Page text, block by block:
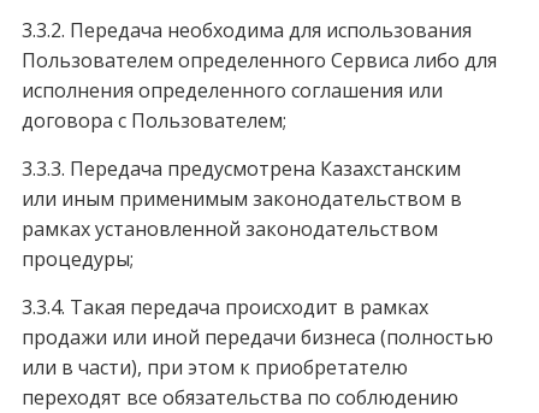
3.3.2. Передача необходима для использования
Пользователем определенного Сервиса либо для
исполнения определенного соглашения или
договора с Пользователем;
3.3.3. Передача предусмотрена Казахстанским
или иным применимым законодательством в
рамках установленной законодательством
процедуры;
3.3.4. Такая передача происходит в рамках
продажи или иной передачи бизнеса (полностью
или в части), при этом к приобретателю
переходят все обязательства по соблюдению